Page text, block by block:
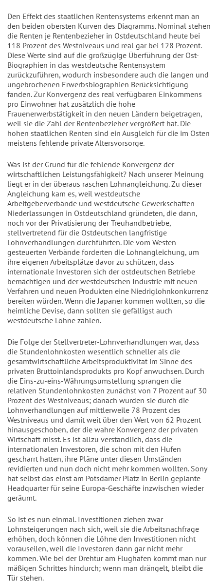
Den Effekt des staatlichen Rentensystems erkennt man an
den beiden obersten Kurven des Diagramms. Nominal stehen
die Renten je Rentenbezieher in Ostdeutschland heute bei
118 Prozent des Westniveaus und real gar bei 128 Prozent.
Diese Werte sind auf die großzügige Überführung der Ost-
Biographien in das westdeutsche Rentensystem
zurückzuführen, wodurch insbesondere auch die langen und
ungebrochenen Erwerbsbiographien Berücksichtigung
fanden. Zur Konvergenz des real verfügbaren Einkommens
pro Einwohner hat zusätzlich die hohe
Frauenerwerbstätigkeit in den neuen Ländern beigetragen,
weil sie die Zahl der Rentenbezieher vergrößert hat. Die
hohen staatlichen Renten sind ein Ausgleich für die im Osten
meistens fehlende private Altersvorsorge.
Was ist der Grund für die fehlende Konvergenz der
wirtschaftlichen Leistungsfähigkeit? Nach unserer Meinung
liegt er in der überaus raschen Lohnangleichung. Zu dieser
Angleichung kam es, weil westdeutsche
Arbeitgeberverbände und westdeutsche Gewerkschaften
Niederlassungen in Ostdeutschland gründeten, die dann,
noch vor der Privatisierung der Treuhandbetriebe,
stellvertretend für die Ostdeutschen langfristige
Lohnverhandlungen durchführten. Die vom Westen
gesteuerten Verbände forderten die Lohnangleichung, um
ihre eigenen Arbeitsplätze davor zu schützen, dass
internationale Investoren sich der ostdeutschen Betriebe
bemächtigen und der westdeutschen Industrie mit neuen
Verfahren und neuen Produkten eine Niedriglohnkonkurrenz
bereiten würden. Wenn die Japaner kommen wollten, so die
heimliche Devise, dann sollten sie gefälligst auch
westdeutsche Löhne zahlen.
Die Folge der Stellvertreter-Lohnverhandlungen war, dass
die Stundenlohnkosten wesentlich schneller als die
gesamtwirtschaftliche Arbeitsproduktivität im Sinne des
privaten Bruttoinlandsprodukts pro Kopf anwuchsen. Durch
die Eins-zu-eins-Währungsumstellung sprangen die
relativen Stundenlohnkosten zunächst von 7 Prozent auf 30
Prozent des Westniveaus; danach wurden sie durch die
Lohnverhandlungen auf mittlerweile 78 Prozent des
Westniveaus und damit weit über den Wert von 62 Prozent
hinausgeschoben, der die wahre Konvergenz der privaten
Wirtschaft misst. Es ist allzu verständlich, dass die
internationalen Investoren, die schon mit den Hufen
gescharrt hatten, ihre Pläne unter diesen Umständen
revidierten und nun doch nicht mehr kommen wollten. Sony
hat selbst das einst am Potsdamer Platz in Berlin geplante
Headquarter für seine Europa-Geschäfte inzwischen wieder
geräumt.
So ist es nun einmal. Investitionen ziehen zwar
Lohnsteigerungen nach sich, weil sie die Arbeitsnachfrage
erhöhen, doch können die Löhne den Investitionen nicht
vorauseilen, weil die Investoren dann gar nicht mehr
kommen. Wie bei der Drehtür am Flughafen kommt man nur
mäßigen Schrittes hindurch; wenn man drängelt, bleibt die
Tür stehen.